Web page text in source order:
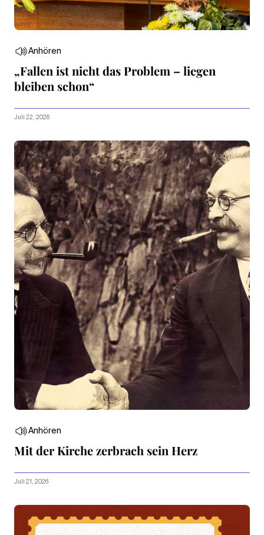
Anhören
„Fallen ist nicht das Problem – liegen
bleiben schon“
Juli 22, 2026
Anhören
Mit der Kirche zerbrach sein Herz
Juli 21, 2026